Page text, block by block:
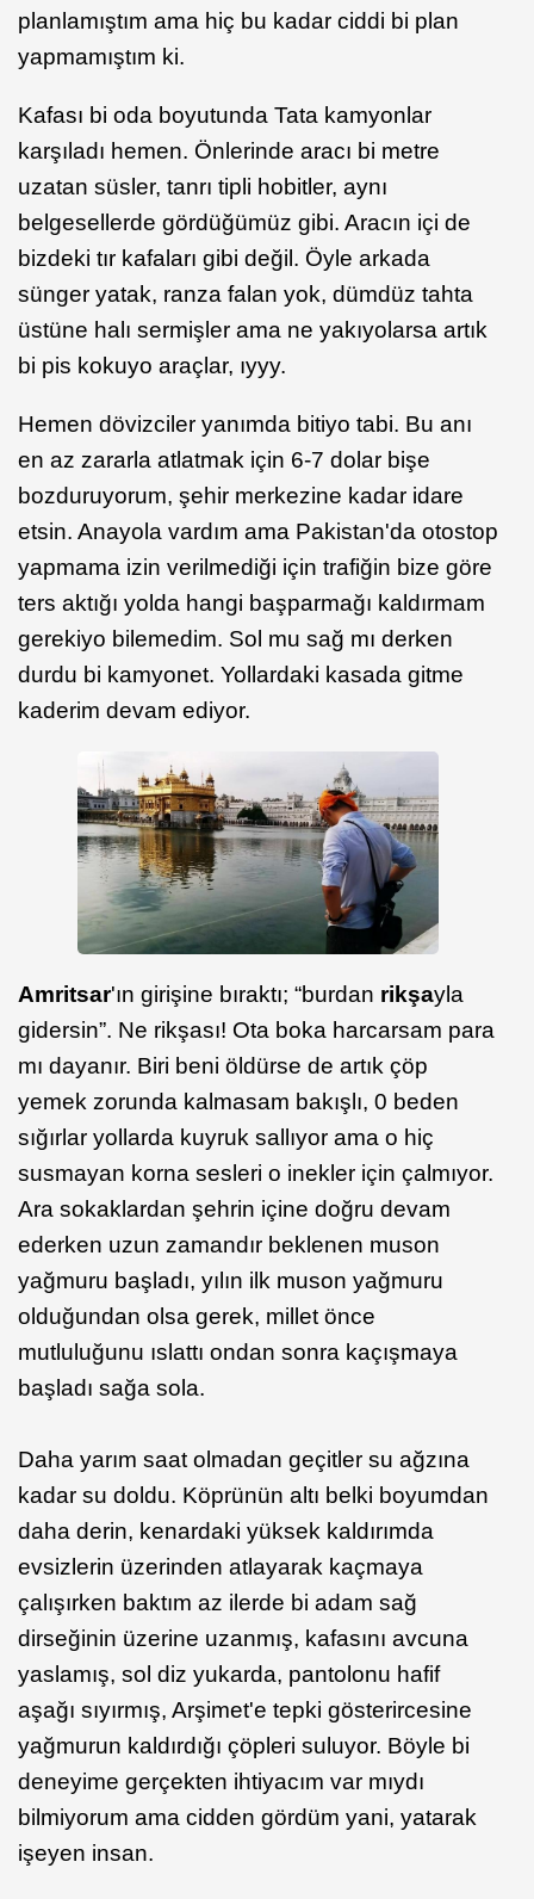
planlamıştım ama hiç bu kadar ciddi bi plan
yapmamıştım ki.
Kafası bi oda boyutunda Tata kamyonlar
karşıladı hemen. Önlerinde aracı bi metre
uzatan süsler, tanrı tipli hobitler, aynı
belgesellerde gördüğümüz gibi. Aracın içi de
bizdeki tır kafaları gibi değil. Öyle arkada
sünger yatak, ranza falan yok, dümdüz tahta
üstüne halı sermişler ama ne yakıyolarsa artık
bi pis kokuyo araçlar, ıyyy.
Hemen dövizciler yanımda bitiyo tabi. Bu anı
en az zararla atlatmak için 6-7 dolar bişe
bozduruyorum, şehir merkezine kadar idare
etsin. Anayola vardım ama Pakistan'da otostop
yapmama izin verilmediği için trafiğin bize göre
ters aktığı yolda hangi başparmağı kaldırmam
gerekiyo bilemedim. Sol mu sağ mı derken
durdu bi kamyonet. Yollardaki kasada gitme
kaderim devam ediyor.
Amritsar'ın girişine bıraktı; “burdan rikşayla
gidersin”. Ne rikşası! Ota boka harcarsam para
mı dayanır. Biri beni öldürse de artık çöp
yemek zorunda kalmasam bakışlı, 0 beden
sığırlar yollarda kuyruk sallıyor ama o hiç
susmayan korna sesleri o inekler için çalmıyor.
Ara sokaklardan şehrin içine doğru devam
ederken uzun zamandır beklenen muson
yağmuru başladı, yılın ilk muson yağmuru
olduğundan olsa gerek, millet önce
mutluluğunu ıslattı ondan sonra kaçışmaya
başladı sağa sola.
Daha yarım saat olmadan geçitler su ağzına
kadar su doldu. Köprünün altı belki boyumdan
daha derin, kenardaki yüksek kaldırımda
evsizlerin üzerinden atlayarak kaçmaya
çalışırken baktım az ilerde bi adam sağ
dirseğinin üzerine uzanmış, kafasını avcuna
yaslamış, sol diz yukarda, pantolonu hafif
aşağı sıyırmış, Arşimet'e tepki gösterircesine
yağmurun kaldırdığı çöpleri suluyor. Böyle bi
deneyime gerçekten ihtiyacım var mıydı
bilmiyorum ama cidden gördüm yani, yatarak
işeyen insan.